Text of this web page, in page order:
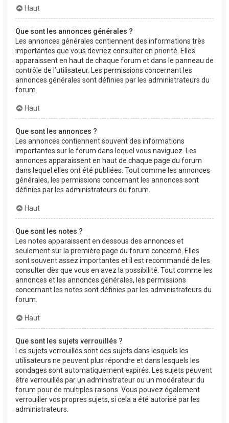
Haut
Que sont les annonces générales ?
Les annonces générales contiennent des informations très
importantes que vous devriez consulter en priorité. Elles
apparaissent en haut de chaque forum et dans le panneau de
contrôle de l’utilisateur. Les permissions concernant les
annonces générales sont définies par les administrateurs du
forum.
Haut
Que sont les annonces ?
Les annonces contiennent souvent des informations
importantes sur le forum dans lequel vous naviguez. Les
annonces apparaissent en haut de chaque page du forum
dans lequel elles ont été publiées. Tout comme les annonces
générales, les permissions concernant les annonces sont
définies par les administrateurs du forum.
Haut
Que sont les notes ?
Les notes apparaissent en dessous des annonces et
seulement sur la première page du forum concerné. Elles
sont souvent assez importantes et il est recommandé de les
consulter dès que vous en avez la possibilité. Tout comme les
annonces et les annonces générales, les permissions
concernant les notes sont définies par les administrateurs du
forum.
Haut
Que sont les sujets verrouillés ?
Les sujets verrouillés sont des sujets dans lesquels les
utilisateurs ne peuvent plus répondre et dans lesquels les
sondages sont automatiquement expirés. Les sujets peuvent
être verrouillés par un administrateur ou un modérateur du
forum pour de multiples raisons. Vous pouvez également
verrouiller vos propres sujets, si cela a été autorisé par les
administrateurs.